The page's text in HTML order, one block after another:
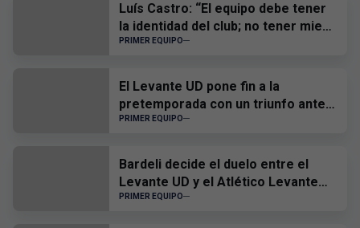
Luís Castro: “El equipo debe tener
la identidad del club; no tener miedo
a nadie y, cuando tengamos que
PRIMER EQUIPO
El Levante UD pone fin a la
pretemporada con un triunfo ante
el CD Castellón
PRIMER EQUIPO
Bardeli decide el duelo entre el
Levante UD y el Atlético Levante
UD
PRIMER EQUIPO